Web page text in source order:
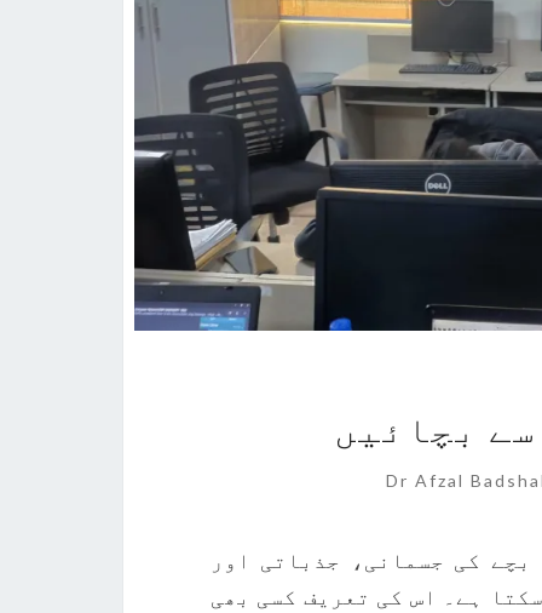
بچائیں
Dr Afzal
کی جسمانی، جذباتی اور
ہے۔ اس کی تعریف کسی بھی